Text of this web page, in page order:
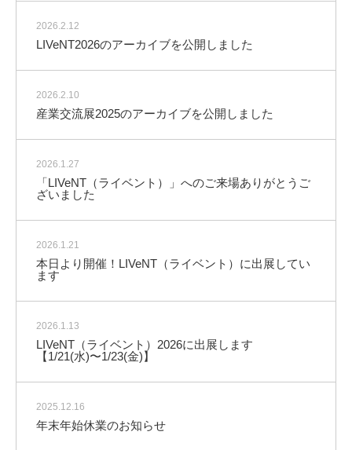
2026.2.12
LIVeNT2026のアーカイブを公開しました
2026.2.10
産業交流展2025のアーカイブを公開しました
2026.1.27
「LIVeNT（ライベント）」へのご来場ありがとうご
ざいました
2026.1.21
本日より開催！LIVeNT（ライベント）に出展してい
ます
2026.1.13
LIVeNT（ライベント）2026に出展します
【1/21(水)〜1/23(金)】
2025.12.16
年末年始休業のお知らせ